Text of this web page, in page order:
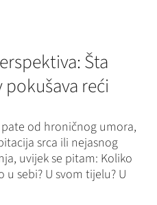
Šta
reći
od hroničnog umora,
srca ili nejasnog
uvijek se pitam: Koliko
u sebi? U svom tijelu? U